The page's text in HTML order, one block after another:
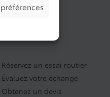
LIENS RAPIDES
Réservez un essai routier
Évaluez votre échange
Obtenez un devis